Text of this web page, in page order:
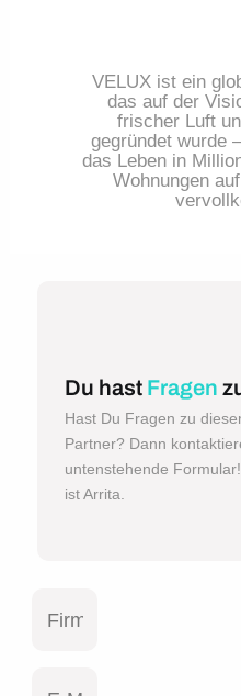
VELUX ist ein
das auf der
frischer Luft
gegründet wurde
das Leben in
Wohnungen
Du hast Fragen
Hast Du Fragen zu
Partner? Dann
untenstehende
ist Arrita.